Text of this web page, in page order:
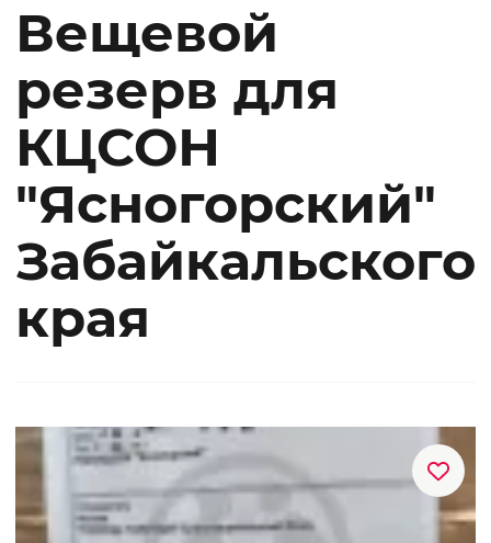
Вещевой
резерв для
КЦСОН
"Ясногорский"
Забайкальского
края